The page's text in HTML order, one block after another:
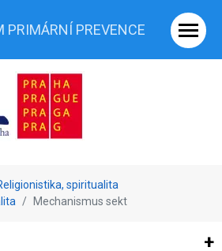
PRIMÁRNÍ PREVENCE
spiritualita
Mechanismus sekt